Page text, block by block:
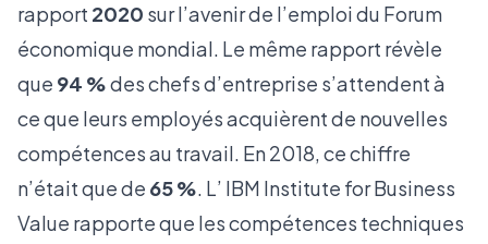
rapport 2020 sur l’avenir de l’emploi du Forum
économique mondial. Le même rapport révèle
que 94 %des chefs d’entreprise s’attendent à
ce que leurs employés acquièrent de nouvelles
compétences au travail. En 2018, ce chiffre
n’était que de 65 %. L’ IBM Institute for Business
Value rapporte que les compétences techniques